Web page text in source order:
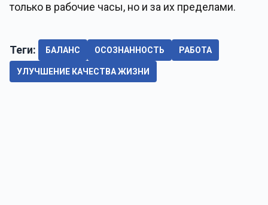
только в рабочие часы, но и за их пределами.
Теги: БАЛАНС ОСОЗНАННОСТЬ РАБОТА
УЛУЧШЕНИЕ КАЧЕСТВА ЖИЗНИ